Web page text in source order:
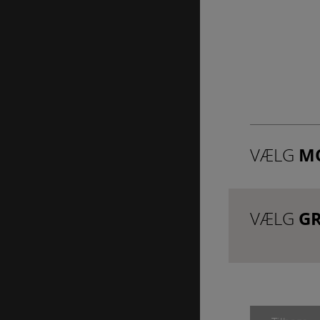
VÆLG
VÆLG
Statistik-cookies
Markedsførings-
på internettet.